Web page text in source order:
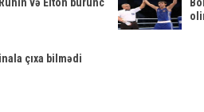
çıxa bilmədi